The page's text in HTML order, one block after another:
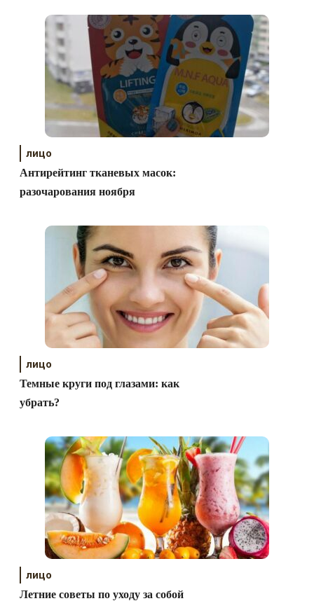
лицо
Антирейтинг тканевых масок:
разочарования ноября
лицо
Темные круги под глазами: как
убрать?
лицо
Летние советы по уходу за собой